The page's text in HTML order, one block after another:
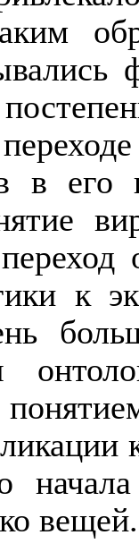
в его
к
вещей.